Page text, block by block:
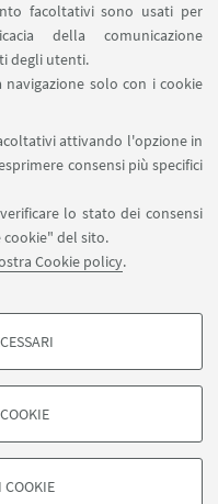
facoltativi sono usati per
della comunicazione
degli utenti.
solo con i cookie
attivando l'opzione in
consensi più specifici
lo stato dei consensi
del sito.
Cookie policy.
sul sito, per analisi
SU:
SU:
- Università di
- PI: 01131710376 - CF:
sul sito e accessibilità